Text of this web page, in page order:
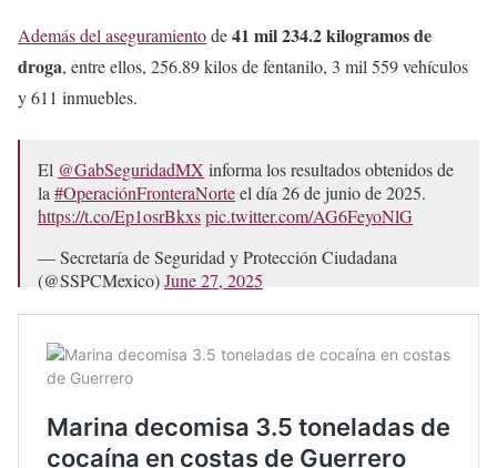
Además del aseguramientode41 mil 234.2 kilogramos de
droga, entre ellos, 256.89 kilos de fentanilo, 3 mil 559 vehículos
y 611 inmuebles.
El @GabSeguridadMX informa los resultados obtenidos de
la #OperaciónFronteraNorteel día 26 de junio de 2025.
https://t.co/Ep1osrBkxspic.twitter.com/AG6FeyoNlG
— Secretaría de Seguridad y Protección Ciudadana
(@SSPCMexico)June 27, 2025